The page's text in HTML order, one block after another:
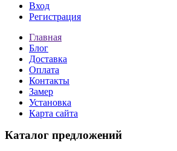
Вход
Регистрация
Главная
Блог
Доставка
Оплата
Контакты
Замер
Установка
Карта сайта
Каталог предложений